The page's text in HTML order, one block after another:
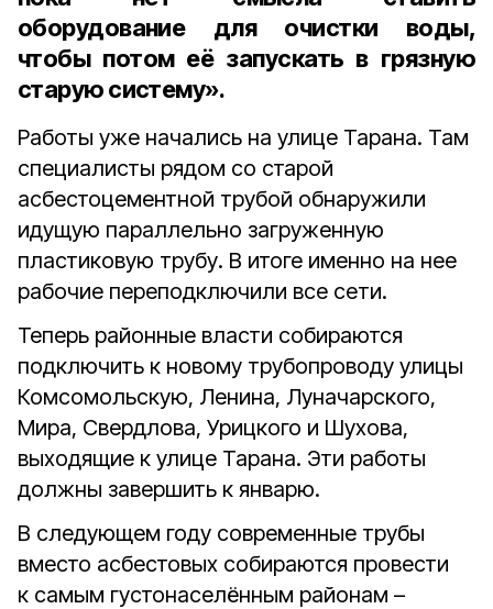
оборудование для очистки воды,
чтобы потом её запускать в грязную
старую систему».
Работы уже начались на улице Тарана. Там
специалисты рядом со старой
асбестоцементной трубой обнаружили
идущую параллельно загруженную
пластиковую трубу. В итоге именно на нее
рабочие переподключили все сети.
Теперь районные власти собираются
подключить к новому трубопроводу улицы
Комсомольскую, Ленина, Луначарского,
Мира, Свердлова, Урицкого и Шухова,
выходящие к улице Тарана. Эти работы
должны завершить к январю.
В следующем году современные трубы
вместо асбестовых собираются провести
к самым густонаселённым районам –